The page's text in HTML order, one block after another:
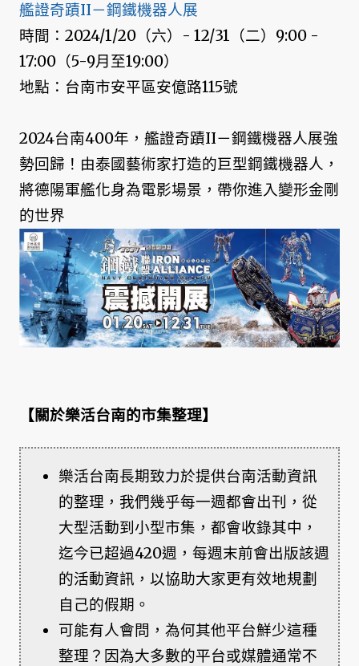
艦證奇蹟II－鋼鐵機器人展
時間：2024/1/20（六）- 12/31（二）9:00 -
17:00（5-9月至19:00）
地點：台南市安平區安億路115號
2024台南400年，艦證奇蹟II－鋼鐵機器人展強
勢回歸！由泰國藝術家打造的巨型鋼鐵機器人，
將德陽軍艦化身為電影場景，帶你進入變形金剛
的世界
【關於樂活台南的市集整理】
樂活台南長期致力於提供台南活動資訊
的整理，我們幾乎每一週都會出刊，從
大型活動到小型市集，都會收錄其中，
迄今已超過420週，每週末前會出版該週
的活動資訊，以協助大家更有效地規劃
自己的假期。
可能有人會問，為何其他平台鮮少這種
整理？因為大多數的平台或媒體通常不